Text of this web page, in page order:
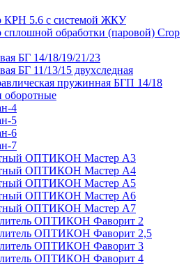
КРН 5.6 с системой ЖКУ
сплошной обработки (паровой) Crop
БГ 14/18/19/21/23
БГ 11/13/15 двухследная
пружинная БГП 14/18
оборотные
4
5
6
7
ОПТИКОН Мастер А3
ОПТИКОН Мастер А4
ОПТИКОН Мастер А5
ОПТИКОН Мастер А6
ОПТИКОН Мастер А7
ОПТИКОН Фаворит 2
ОПТИКОН Фаворит 2,5
ОПТИКОН Фаворит 3
ОПТИКОН Фаворит 4